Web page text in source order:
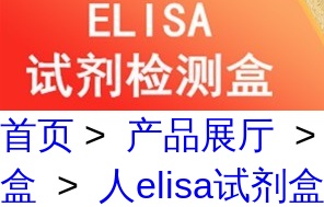
首页 > 产品展厅 >
盒 > 人elisa试剂盒